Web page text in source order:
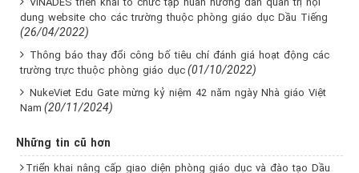
dung website cho các trường thuộc phòng giáo dục Dầu Tiếng
(26/04/2022)
Thông báo thay đổi công bố tiêu chí đánh giá hoạt động các
trường trực thuộc phòng giáo dục (01/10/2022)
NukeViet Edu Gate mừng kỷ niệm 42 năm ngày Nhà giáo Việt
Nam (20/11/2024)
Những tin cũ hơn
Triển khai nâng cấp giao diện phòng giáo dục và đào tạo Dầu